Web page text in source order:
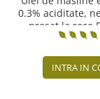
0.3% aciditate,
presat la rece
NOUA
INTRA IN